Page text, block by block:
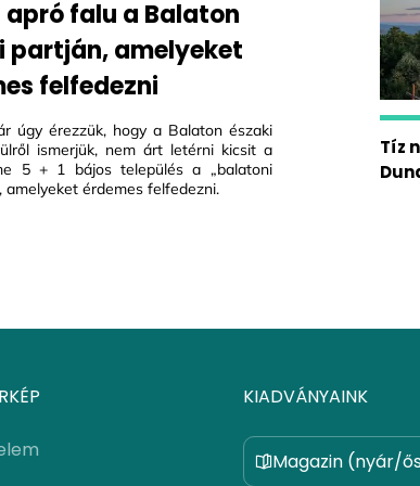
apró falu a Balaton
partján, amelyeket
felfedezni
úgy érezzük, hogy a Balaton északi
ismerjük, nem árt letérni kicsit a
5 + 1 bájos település a „balatoni
amelyeket érdemes felfedezni.
Tíz
KIADVÁNYAINK
Magazin (nyár/